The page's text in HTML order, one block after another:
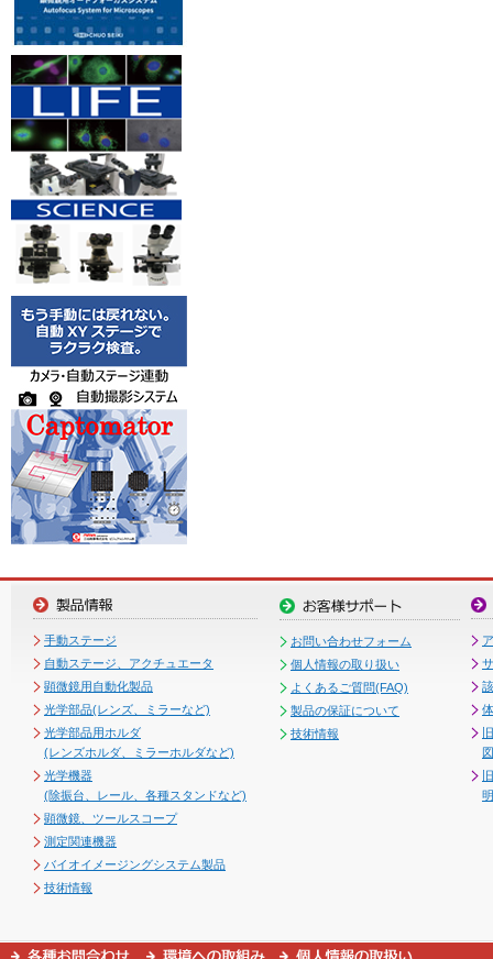
手動ステージ
自動ステージ、アクチュエータ
顕微鏡用自動化製品
光学部品(レンズ、ミラーなど)
光学部品用ホルダ
(レンズホルダ、ミラーホルダなど)
光学機器
(除振台、レール、各種スタンドなど)
顕微鏡、ツールスコープ
測定関連機器
バイオイメージングシステム製品
技術情報
お問い合わせフォーム
個人情報の取り扱い
よくあるご質問(FAQ)
製品の保証について
技術情報